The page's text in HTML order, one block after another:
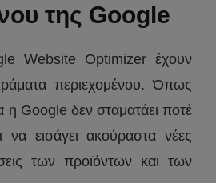
της Google
Website Optimizer έχουν
περιεχομένου. Όπως
η Google δεν σταματάει ποτέ
να εισάγει ακούραστα νέες
των προϊόντων και των